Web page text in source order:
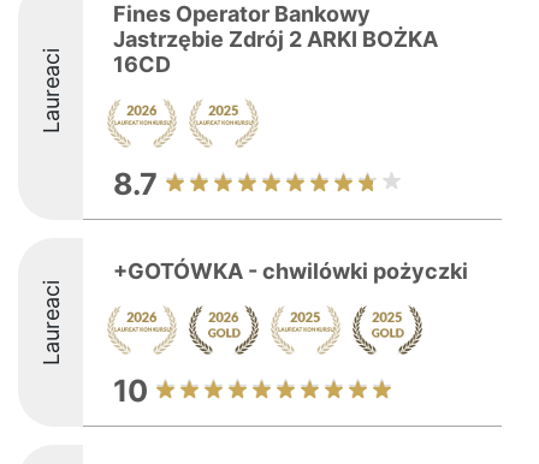
Laureaci
Fines Operator Bankowy
Jastrzębie Zdrój 2 ARKI BOŻKA
16CD
8.7
Laureaci
+GOTÓWKA - chwilówki pożyczki
10